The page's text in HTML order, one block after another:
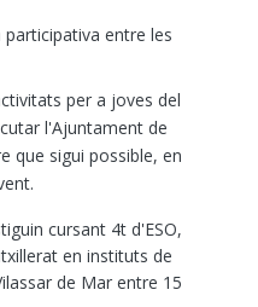
entre les
per a joves del
l'Ajuntament de
que sigui possible, en
cursant 4t d'ESO,
en instituts de
de Mar entre 15